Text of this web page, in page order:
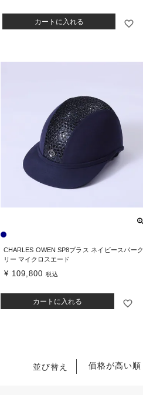
カートに入れる
CHARLES OWEN SP8プラス ネイビースパーク
リー マイクロスエード
¥ 109,800 税込
カートに入れる
並び替え 価格が高い順